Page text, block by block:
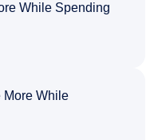
While Spending
More While